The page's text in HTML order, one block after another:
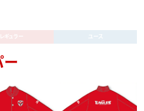
レギュラー ユース
ー